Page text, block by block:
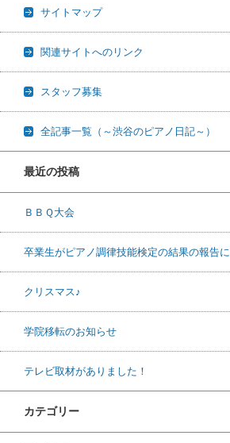
サイトマップ
関連サイトへのリンク
スタッフ募集
全記事一覧（～渋谷のピアノ日記～）
最近の投稿
ＢＢＱ大会
卒業生がピアノ調律技能検定の結果の報告
クリスマス♪
学院移転のお知らせ
テレビ取材がありました！
カテゴリー